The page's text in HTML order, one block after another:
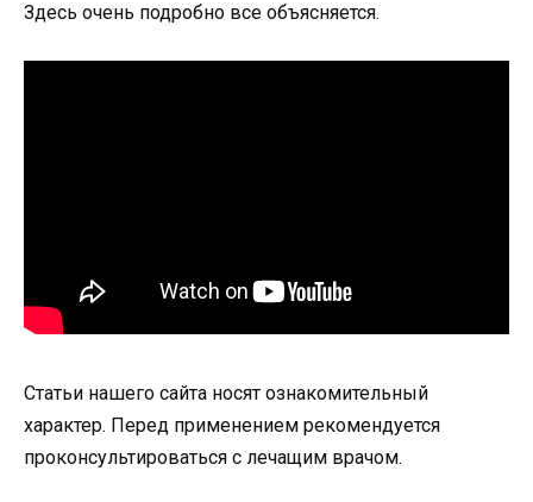
Здесь очень подробно все объясняется.
Статьи нашего сайта носят ознакомительный
характер. Перед применением рекомендуется
проконсультироваться с лечащим врачом.